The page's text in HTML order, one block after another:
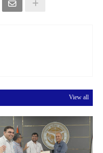
View all